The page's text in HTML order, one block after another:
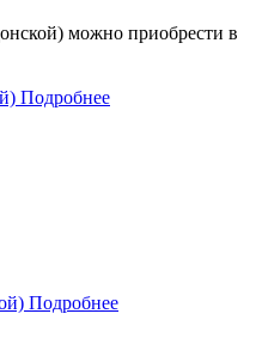
можно приобрести в
Подробнее
Подробнее